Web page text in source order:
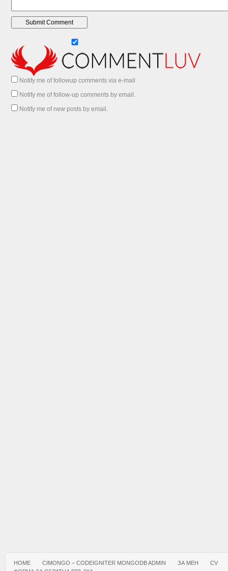
Notify me of followup comments via e-mail
Notify me of follow-up comments by email.
Notify me of new posts by email.
HOME CIMONGO – CODEIGNITER MONGODB ADMIN ЗА МЕН
CV